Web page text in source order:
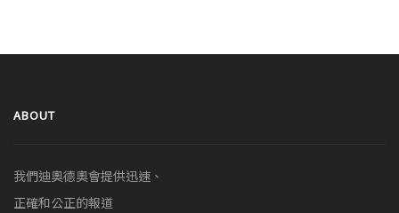
ABOUT
我們迪奧德奧會提供迅速、
正確和公正的報道